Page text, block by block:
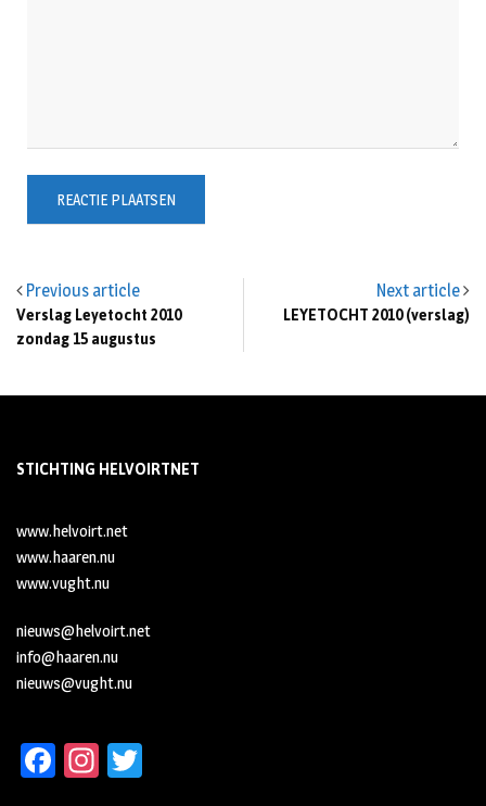
Previous article
Verslag Leyetocht 2010
zondag 15 augustus
Next article
LEYETOCHT 2010 (verslag)
STICHTING HELVOIRTNET
www.helvoirt.net
www.haaren.nu
www.vught.nu
nieuws@helvoirt.net
info@haaren.nu
nieuws@vught.nu
Fa In